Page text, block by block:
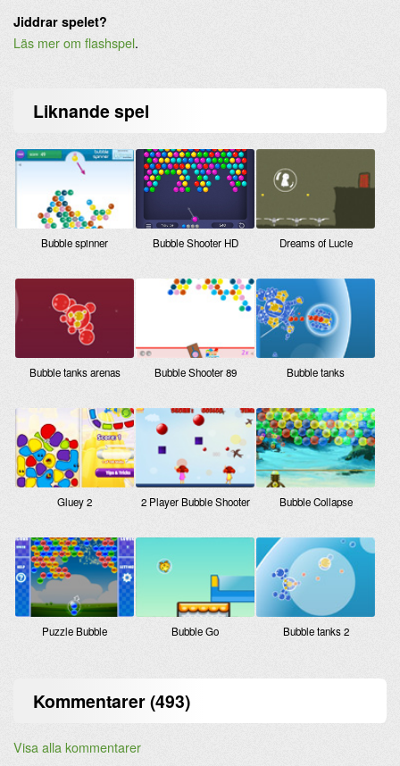
Jiddrar spelet?
Läs mer om flashspel.
Liknandespel
Bubble spinner Bubble Shooter HD Dreams of Lucie
Bubble tanks arenas Bubble Shooter 89 Bubble tanks
Gluey 2 2 Player Bubble Shooter Bubble Collapse
Puzzle Bubble Bubble Go Bubble tanks 2
Kommentarer (493)
Visa alla kommentarer